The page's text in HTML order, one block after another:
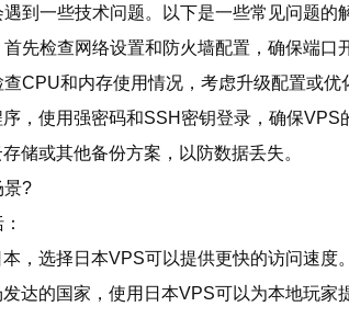
到一些技术问题。以下是一些常见问题的
先检查网络设置和防火墙配置，确保端口
CPU和内存使用情况，考虑升级配置或优
，使用强密码和SSH密钥登录，确保VPS
储或其他备份方案，以防数据丢失。
景?
，选择日本VPS可以提供更快的访问速度。
达的国家，使用日本VPS可以为本地玩家